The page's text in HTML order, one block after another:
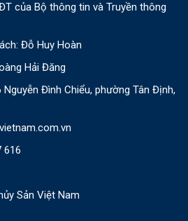
của Bộ thông tin và Truyền thông
Đỗ Huy Hoàn
Hải Đăng
Đình Chiểu, phường Tân Định,
616
Sản Việt Nam